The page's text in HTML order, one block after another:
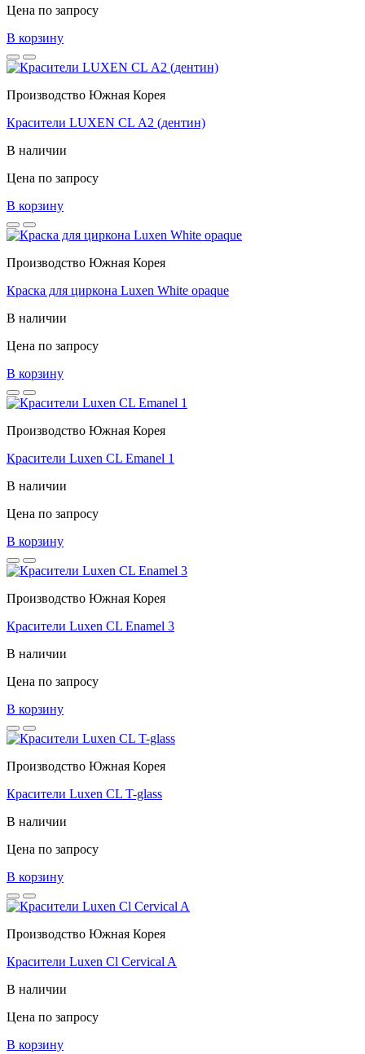
Цена по запросу
В корзину
Производство Южная Корея
Красители LUXEN CL А2 (дентин)
В наличии
Цена по запросу
В корзину
Производство Южная Корея
Краска для циркона Luxen White opaque
В наличии
Цена по запросу
В корзину
Производство Южная Корея
Красители Luxen CL Emanel 1
В наличии
Цена по запросу
В корзину
Производство Южная Корея
Красители Luxen CL Enamel 3
В наличии
Цена по запросу
В корзину
Производство Южная Корея
Красители Luxen CL T-glass
В наличии
Цена по запросу
В корзину
Производство Южная Корея
Красители Luxen Cl Cervical A
В наличии
Цена по запросу
В корзину